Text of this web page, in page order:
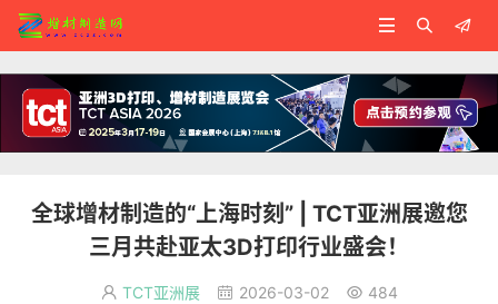



全球增材制造的“上海时刻” | TCT亚洲展邀您
三月共赴亚太3D打印行业盛会！
 TCT亚洲展  2026-03-02  484